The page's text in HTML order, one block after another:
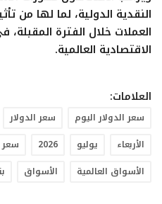
النقدية الدولية، لما لها من
العملات خلال الفترة
الاقتصادية العالمية.
العلامات:
سعر الدولار اليوم سعر الدولار
الأربعاء
يوليو 2026 سعر
الأسواق العالمية
الأسواق